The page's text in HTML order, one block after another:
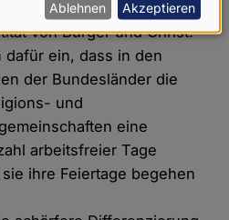
den Geist der längst
von Bürger und Christ.
dafür ein, dass in den
der Bundesländer die
und
eine
arbeitsfreier Tage
ihre Feiertage begehen
Ablehnen Akzeptieren